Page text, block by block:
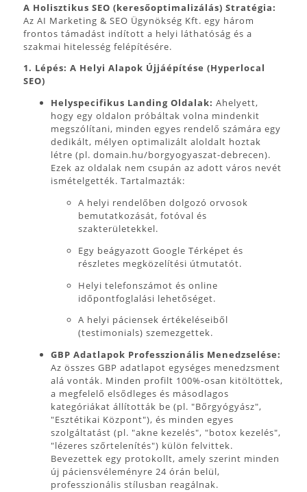
A Holisztikus SEO (keresőoptimalizálás) Stratégia:
Az AI Marketing & SEO Ügynökség Kft. egy három
frontos támadást indított a helyi láthatóság és a
szakmai hitelesség felépítésére.
1. Lépés: A Helyi Alapok Újjáépítése (Hyperlocal
SEO)
Helyspecifikus Landing Oldalak: Ahelyett,
hogy egy oldalon próbáltak volna mindenkit
megszólítani, minden egyes rendelő számára egy
dedikált, mélyen optimalizált aloldalt hoztak
létre (pl. domain.hu/borgyogyaszat-debrecen).
Ezek az oldalak nem csupán az adott város nevét
ismételgették. Tartalmazták:
A helyi rendelőben dolgozó orvosok
bemutatkozását, fotóval és
szakterületekkel.
Egy beágyazott Google Térképet és
részletes megközelítési útmutatót.
Helyi telefonszámot és online
időpontfoglalási lehetőséget.
A helyi páciensek értékeléseiből
(testimonials) szemezgettek.
GBP Adatlapok Professzionális Menedzselése:
Az összes GBP adatlapot egységes menedzsment
alá vonták. Minden profilt 100%-osan kitöltöttek,
a megfelelő elsődleges és másodlagos
kategóriákat állították be (pl. "Bőrgyógyász",
"Esztétikai Központ"), és minden egyes
szolgáltatást (pl. "akne kezelés", "botox kezelés",
"lézeres szőrtelenítés") külön felvittek.
Bevezettek egy protokollt, amely szerint minden
új páciensvéleményre 24 órán belül,
professzionális stílusban reagálnak.